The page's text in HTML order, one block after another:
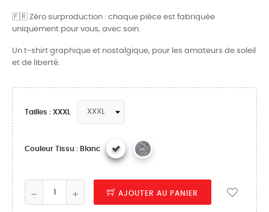
🇫🇷 Zéro surproduction : chaque pièce est fabriquée
uniquement pour vous, avec soin.
Un t-shirt graphique et nostalgique, pour les amateurs de soleil
et de liberté.
Tailles : XXXL
Couleur Tissu : Blanc
AJOUTER AU PANIER